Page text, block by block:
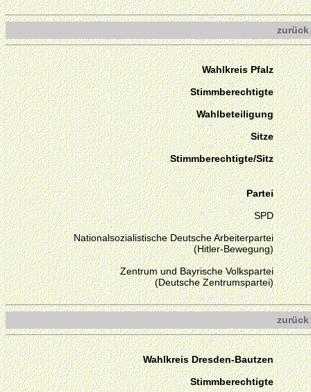
zurück
Wahlkreis Pfalz
Stimmberechtigte
Wahlbeteiligung
Sitze
Stimmberechtigte/Sitz
Partei
SPD
Nationalsozialistische Deutsche Arbeiterpartei
(Hitler-Bewegung)
Zentrum und Bayrische Volkspartei
(Deutsche Zentrumspartei)
zurück
Wahlkreis Dresden-Bautzen
Stimmberechtigte